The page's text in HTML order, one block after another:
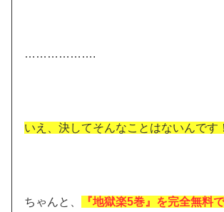
……………….
いえ、決してそんなことはないんです！
ちゃんと、
『地獄楽5巻』を完全無料